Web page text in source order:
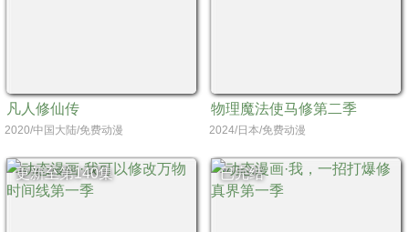
凡人修仙传
2020/中国大陆/免费动漫
物理魔法使马修第二季
2024/日本/免费动漫
更新至第140集 已完结